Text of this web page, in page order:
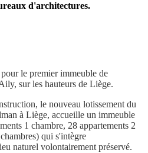
d'architectures.
le premier immeuble de
sur les hauteurs de Liège.
le nouveau lotissement du
à Liège, accueille un immeuble
1 chambre, 28 appartements 2
qui s'intègre
naturel volontairement préservé.